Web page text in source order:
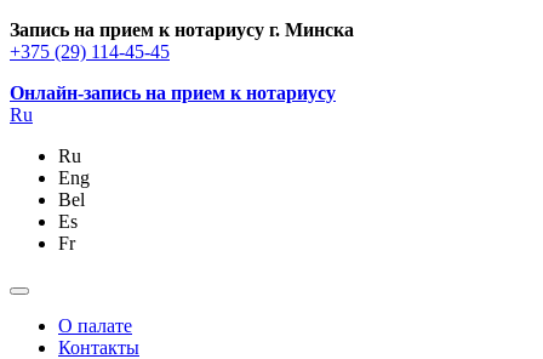
Запись на прием к нотариусу г. Минска
+375 (29) 114-45-45
Онлайн-запись на прием к нотариусу
Ru
Ru
Eng
Bel
Es
Fr
О палате
Контакты